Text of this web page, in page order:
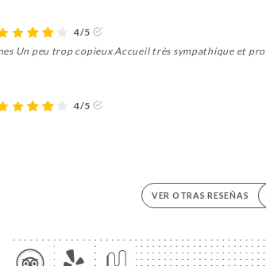
4/5
Un peu trop copieux Accueil très sympathique et pro
4/5
VER OTRAS RESEÑAS